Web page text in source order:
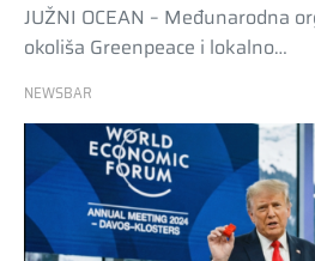
JUŽNI OCEAN – Međunarodna
okoliša Greenpeace i lokalno…
NEWSBAR